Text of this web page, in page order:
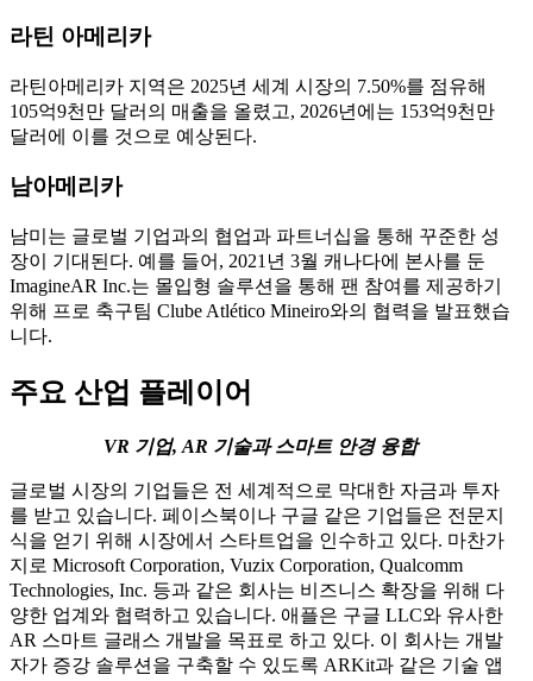
라틴 아메리카
라틴아메리카 지역은 2025년 세계 시장의 7.50%를 점유해
105억9천만 달러의 매출을 올렸고, 2026년에는 153억9천만
달러에 이를 것으로 예상된다.
남아메리카
남미는 글로벌 기업과의 협업과 파트너십을 통해 꾸준한 성
장이 기대된다. 예를 들어, 2021년 3월 캐나다에 본사를 둔
ImagineAR Inc.는 몰입형 솔루션을 통해 팬 참여를 제공하기
위해 프로 축구팀 Clube Atlético Mineiro와의 협력을 발표했습
니다.
주요 산업 플레이어
VR 기업, AR 기술과 스마트 안경 융합
글로벌 시장의 기업들은 전 세계적으로 막대한 자금과 투자
를 받고 있습니다. 페이스북이나 구글 같은 기업들은 전문지
식을 얻기 위해 시장에서 스타트업을 인수하고 있다. 마찬가
지로 Microsoft Corporation, Vuzix Corporation, Qualcomm
Technologies, Inc. 등과 같은 회사는 비즈니스 확장을 위해 다
양한 업계와 협력하고 있습니다. 애플은 구글 LLC와 유사한
AR 스마트 글래스 개발을 목표로 하고 있다. 이 회사는 개발
자가 증강 솔루션을 구축할 수 있도록 ARKit과 같은 기술 앱